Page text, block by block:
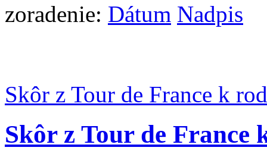
zoradenie: Dátum Nadpis
Skôr z Tour de France k
Skôr z Tour de France